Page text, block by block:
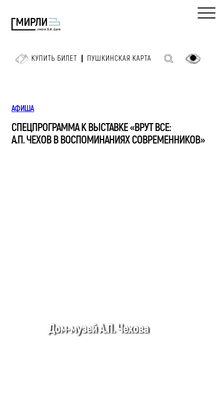
КУПИТЬ БИЛЕТ ПУШКИНСКАЯ КАРТА
АФИША
СПЕЦПРОГРАММА К ВЫСТАВКЕ «ВРУТ ВСЕ:
А.П. ЧЕХОВ В ВОСПОМИНАНИЯХ СОВРЕМЕННИКОВ»
Дом-музей А.П. Чехова